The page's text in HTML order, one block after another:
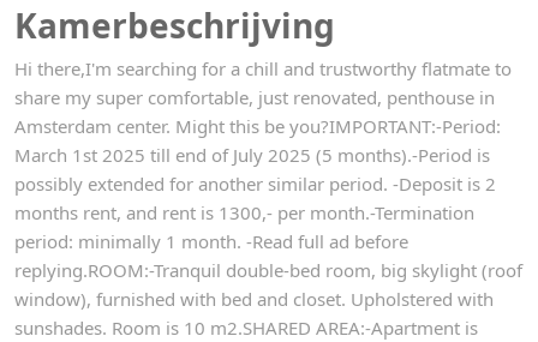
Kamerbeschrijving
Hi there,I'm searching for a chill and trustworthy flatmate to
share my super comfortable, just renovated, penthouse in
Amsterdam center. Might this be you?IMPORTANT:-Period:
March 1st 2025 till end of July 2025 (5 months).-Period is
possibly extended for another similar period. -Deposit is 2
months rent, and rent is 1300,- per month.-Termination
period: minimally 1 month. -Read full ad before
replying.ROOM:-Tranquil double-bed room, big skylight (roof
window), furnished with bed and closet. Upholstered with
sunshades. Room is 10 m2.SHARED AREA:-Apartment is